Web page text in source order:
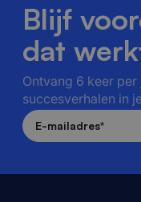
Blijf
dat
Ontvang 6 keer
succesverhalen in
E-mailadres*